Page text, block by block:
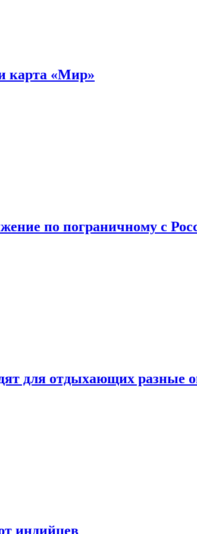
карта «Мир»
по пограничному с
для отдыхающих разные
индийцев